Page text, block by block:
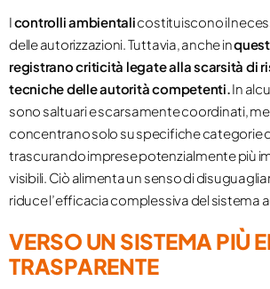
Icontrolli ambientalicostituiscono il
delle autorizzazioni. Tuttavia, anche in
registrano criticità legate alla scarsità di
tecniche delle autorità competenti. In
sono saltuari e scarsamente coordinati,
concentrano solo su specifiche categorie
trascurando imprese potenzialmente più
visibili. Ciò alimenta un senso di
riduce l’efficacia complessiva del sistema
VERSO UN SISTEMA PIÙ
TRASPARENTE